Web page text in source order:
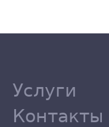
Услуги
Контакты